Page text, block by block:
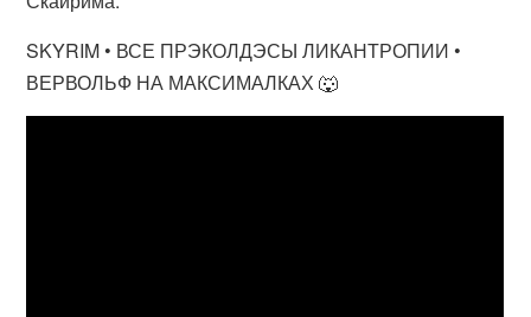
SKYRIM • ВСЕ ПРЭКОЛДЭСЫ ЛИКАНТРОПИИ •
ВЕРВОЛЬФ НА МАКСИМАЛКАХ 🐺